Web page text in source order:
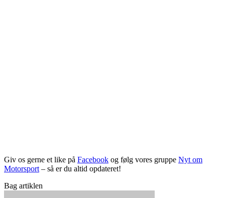
Giv os gerne et like på Facebook og følg vores gruppe Nyt om
Motorsport– så er du altid opdateret!
Bag artiklen